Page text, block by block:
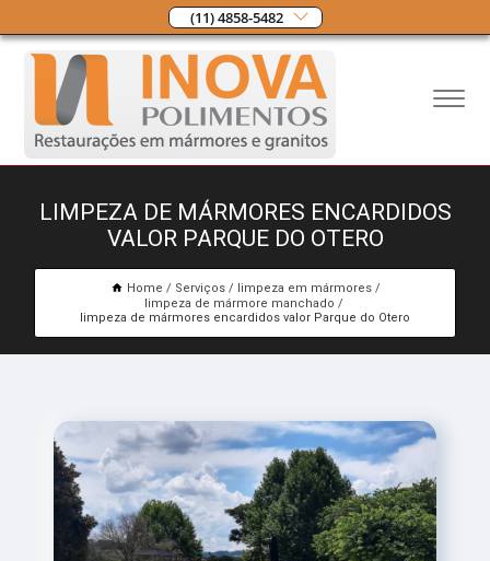
(11) 4858-5482
LIMPEZA DE MÁRMORES ENCARDIDOS
VALOR PARQUE DO OTERO
Home Serviços
limpeza em mármores
limpeza de mármore manchado
limpeza de mármores encardidos valor Parque do Otero